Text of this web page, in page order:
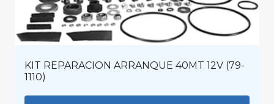
KIT REPARACION ARRANQUE 40MT 12V (79-
1110)